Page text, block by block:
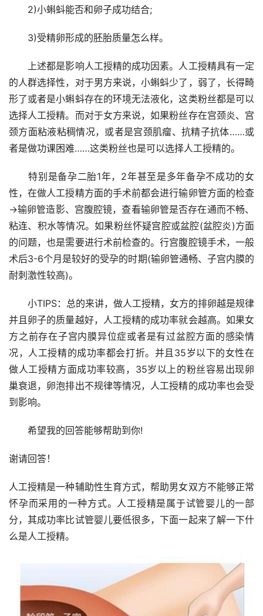
2)小蝌蚪能否和卵子成功结合;
3)受精卵形成的胚胎质量怎么样。
上述都是影响人工授精的成功因素。人工授精具有一定
的人群选择性，对于男方来说，小蝌蚪少了，弱了，长得畸
形了或者是小蝌蚪存在的环境无法液化，这类粉丝都是可以
选择人工授精。而对于女方来说，如果粉丝存在宫颈炎、宫
颈方面粘液粘稠情况，或者是宫颈肌瘤、抗精子抗体……或
者是做功课困难……这类粉丝也是可以选择人工授精的。
特别是备孕二胎1年，2年甚至是多年备孕不成功的女
性，在做人工授精方面的手术前都会进行输卵管方面的检查
→输卵管造影、宫腹腔镜，查看输卵管是否存在通而不畅、
粘连、积水等情况。如果粉丝怀疑宫腔或盆腔(盆腔炎)方面
的问题，也是需要进行术前检查的。行宫腹腔镜手术，一般
术后3-6个月是较好的受孕的时期(输卵管通畅、子宫内膜的
耐刺激性较高)。
小TIPS：总的来讲，做人工授精，女方的排卵越是规律
并且卵子的质量越好，人工授精的成功率就会越高。如果女
方之前存在子宫内膜异位症或者是有过盆腔方面的感染情
况，人工授精的成功率都会打折。并且35岁以下的女性在
做人工授精方面成功率较高，35岁以上的粉丝容易出现卵
巢衰退，卵泡排出不规律等情况，人工授精的成功率也会受
到影响。
希望我的回答能够帮助到你!
谢请回答！
人工授精是一种辅助性生育方式，帮助男女双方不能够正常
怀孕而采用的一种方式。人工授精是属于试管婴儿的一部
分，其成功率比试管婴儿要低很多，下面一起来了解一下什
么是人工授精。